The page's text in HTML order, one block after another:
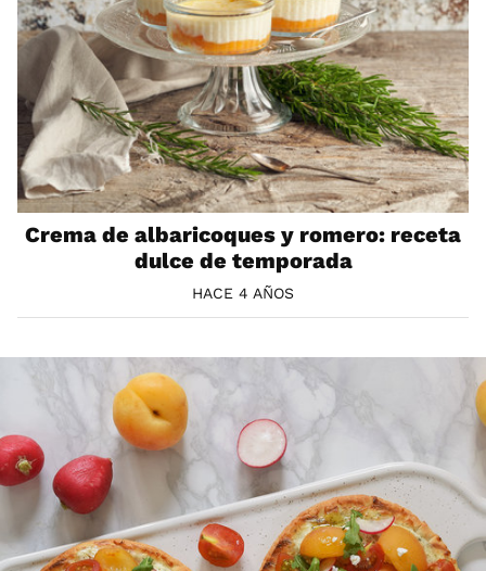
Crema de albaricoques y romero: receta
dulce de temporada
HACE 4 AÑOS